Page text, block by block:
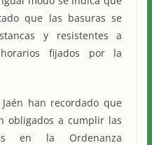
que las basuras se
y resistentes a
fijados por la
han recordado que
obligados a cumplir las
en la Ordenanza